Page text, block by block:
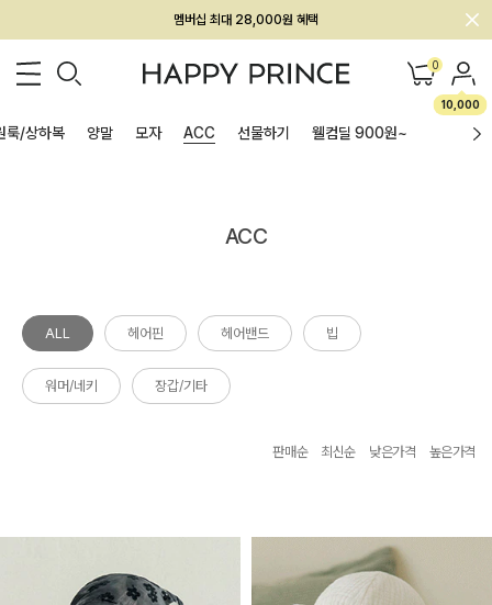
멤버십 최대 28,000원 혜택
0
10,000
룩/상하복 양말 모자 ACC 선물하기 웰컴딜 900원~
ACC
ALL 헤어핀 헤어밴드 빕
워머/네키 장갑/기타
판매순 최신순 낮은가격 높은가격